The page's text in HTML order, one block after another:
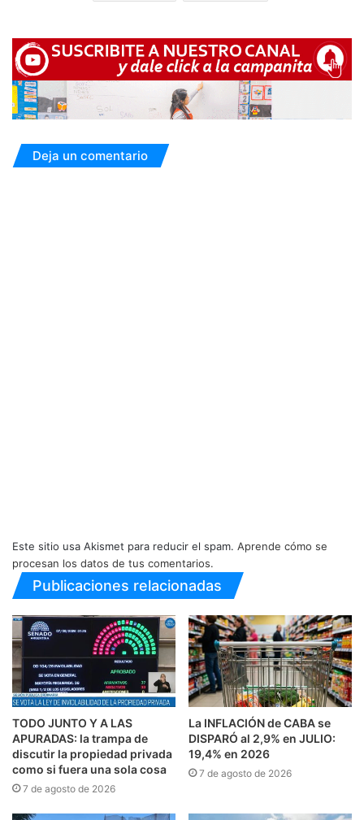
Deja un comentario
Este sitio usa Akismet para reducir el spam. Aprende cómo se
procesan los datos de tus comentarios.
Publicaciones relacionadas
TODO JUNTO Y A LAS
APURADAS: la trampa de
discutir la propiedad privada
como si fuera una sola cosa
7 de agosto de 2026
La INFLACIÓN de CABA se
DISPARÓ al 2,9% en JULIO:
19,4% en 2026
7 de agosto de 2026